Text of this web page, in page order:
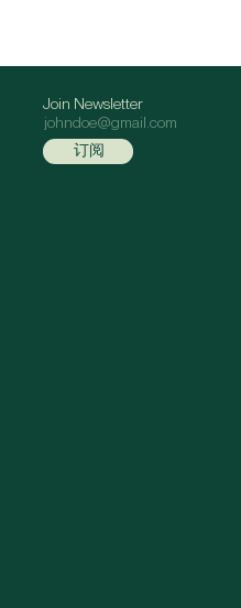
Join Newsletter